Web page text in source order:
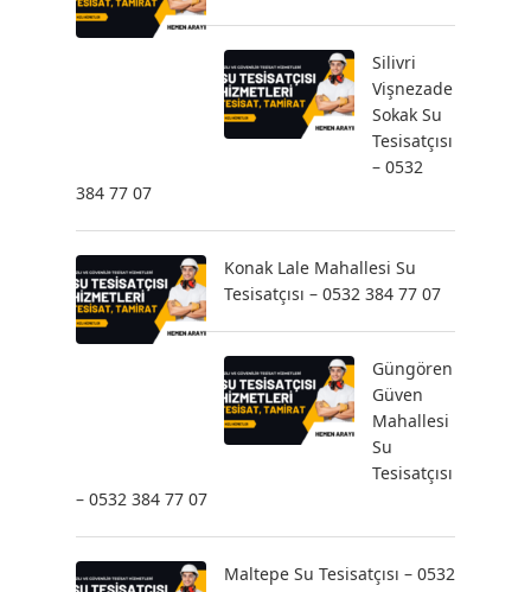
Silivri
Vişnezade
Sokak Su
Tesisatçısı
– 0532
384 77 07
Konak Lale Mahallesi Su
Tesisatçısı – 0532 384 77 07
Güngören
Güven
Mahallesi
Su
Tesisatçısı
– 0532 384 77 07
Maltepe Su Tesisatçısı – 0532